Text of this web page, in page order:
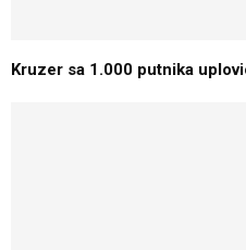
Kruzer sa 1.000 putnika